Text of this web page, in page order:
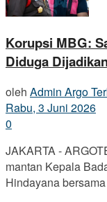
Korupsi MBG:
Diduga
oleh Admin Argo
Rabu, 3 Juni 2026
0
JAKARTA -
mantan Kepala
Hindayana